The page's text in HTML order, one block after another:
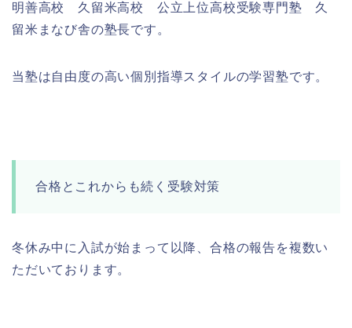
明善高校 久留米高校 公立上位高校受験専門塾 久
留米まなび舎の塾長です。
当塾は自由度の高い個別指導スタイルの学習塾です。
合格とこれからも続く受験対策
冬休み中に入試が始まって以降、合格の報告を複数い
ただいております。